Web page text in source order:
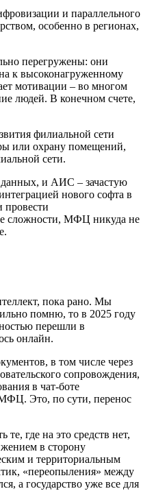
и параллельного
особенно в регионах,
перегружены: они
к высоконагруженному
мотивации – во многом
людей. В конечном счете,
филиальной сети
или охрану помещений,
сети.
данных, и АИС – зачастую
нового софта в
сложности, МФЦ никуда не
пока рано. Мы
помню, то в 2025 году
перешли в
онлайн.
в том числе через
сопровождения,
в чат-боте
МФЦ. Это, по сути, перенос
где на это средств нет,
в сторону
и территориальным
«переопыления» между
а государство уже все для